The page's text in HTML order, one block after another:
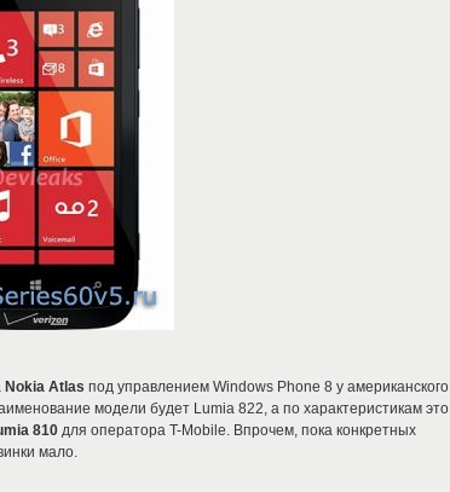
Nokia Atlas под управлением Windows Phone 8 у американского
модели будет Lumia 822, а по характеристикам это
810 для оператора T-Mobile. Впрочем, пока конкретных
мало.